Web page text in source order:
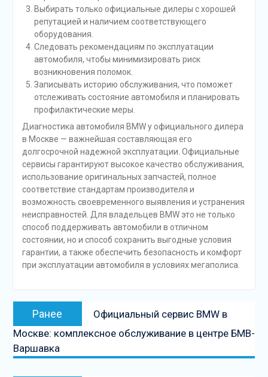
Выбирать только официальные дилеры с хорошей
репутацией и наличием соответствующего
оборудования.
Следовать рекомендациям по эксплуатации
автомобиля, чтобы минимизировать риск
возникновения поломок.
Записывать историю обслуживания, что поможет
отслеживать состояние автомобиля и планировать
профилактические меры.
Диагностика автомобиля BMW у официального дилера
в Москве — важнейшая составляющая его
долгосрочной надежной эксплуатации. Официальные
сервисы гарантируют высокое качество обслуживания,
использование оригинальных запчастей, полное
соответствие стандартам производителя и
возможность своевременного выявления и устранения
неисправностей. Для владельцев BMW это не только
способ поддерживать автомобили в отличном
состоянии, но и способ сохранить выгодные условия
гарантии, а также обеспечить безопасность и комфорт
при эксплуатации автомобиля в условиях мегаполиса.
Навигация
записям
Ранее
Предыдущая
запись:
Официальный сервис BMW в
Москве: комплексное обслуживание в центре БМВ-
Варшавка